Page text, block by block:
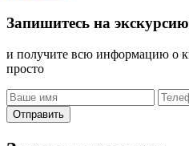
Запишитесь на
и получите всю информацию о
просто
Отправить